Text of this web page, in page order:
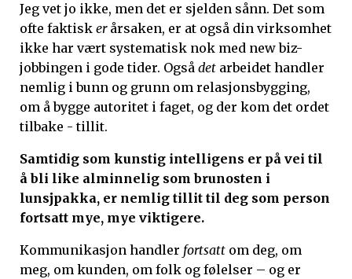
Jeg vet jo ikke, men det er sjelden sånn. Det som
ofte faktisk erårsaken, er at også din virksomhet
ikke har vært systematisk nok med new biz-
jobbingen i gode tider. Også det arbeidet handler
nemlig i bunn og grunn om relasjonsbygging,
om å bygge autoritet i faget, og der kom det ordet
tilbake - tillit.
Samtidig som kunstig intelligens er på vei til
å bli like alminnelig som brunosten i
lunsjpakka, er nemlig tillit til deg som person
fortsatt mye, mye viktigere.
Kommunikasjon handler fortsatt om deg, om
meg, om kunden, om folk og følelser – og er